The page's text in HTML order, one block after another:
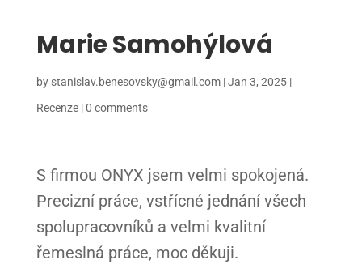
Marie Samohýlová
by stanislav.benesovsky@gmail.com|Jan 3, 2025|
Recenze|0 comments
S firmou ONYX jsem velmi spokojená.
Precizní práce, vstřícné jednání všech
spolupracovníků a velmi kvalitní
řemeslná práce, moc děkuji.